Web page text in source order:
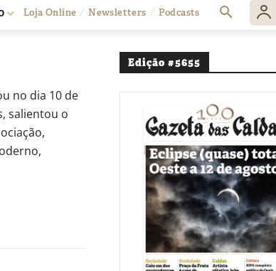
Loja Online Newsletters Podcasts
no dia 10 de
salientou o
Edição #5655